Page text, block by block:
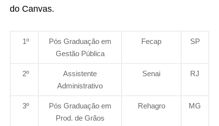
do Canvas.
1º
Pós Graduação em
Gestão Pública
Fecap SP
2º
Assistente
Administrativo
Senai RJ
3º
Pós Graduação em
Prod. de Grãos
Rehagro MG